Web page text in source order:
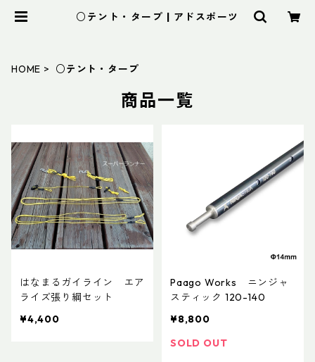
○テント・タープ | アドスポーツ
HOME ○テント・タープ
商品一覧
はなまるガイライン エア
ライズ張り綱セット
¥4,400
Paago Works ニンジャ
スティック 120-140
¥8,800
SOLD OUT